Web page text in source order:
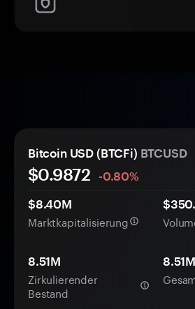
Bitcoin USD (BTCFi) BTCUSD
$0.9872
-0.80%
$8.40M
Marktkapitalisierung
8.51M
Zirkulierender
Bestand
8.51M